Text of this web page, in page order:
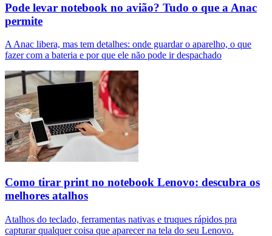
Pode levar notebook no avião? Tudo o que a Anac
permite
A Anac libera, mas tem detalhes: onde guardar o aparelho, o que
fazer com a bateria e por que ele não pode ir despachado
Como tirar print no notebook Lenovo: descubra os
melhores atalhos
Atalhos do teclado, ferramentas nativas e truques rápidos pra
capturar qualquer coisa que aparecer na tela do seu Lenovo.